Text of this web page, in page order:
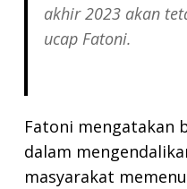
akhir 2023 akan
ucap Fatoni.
Fatoni mengatakan
dalam
masyarakat